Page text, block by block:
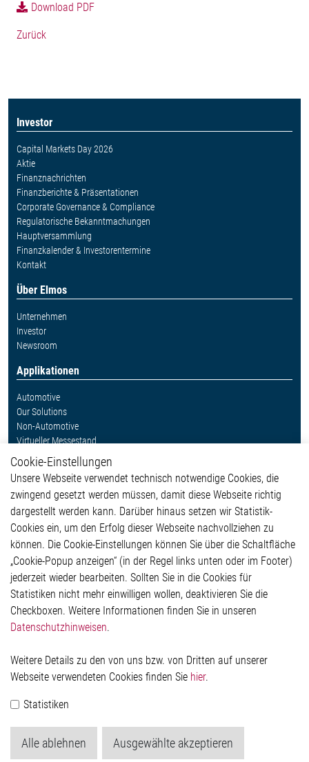
Download PDF
Zurück
Investor
Capital Markets Day 2026
Aktie
Finanznachrichten
Finanzberichte & Präsentationen
Corporate Governance & Compliance
Regulatorische Bekanntmachungen
Hauptversammlung
Finanzkalender & Investorentermine
Kontakt
Über Elmos
Unternehmen
Investor
Newsroom
Applikationen
Automotive
Our Solutions
Non-Automotive
Virtueller Messestand
Weitere Links
Glossar
Kontakt
Hinweisgeberschutzsystem
Impressum
Datenschutzerklärung
Cookie-Popup anzeigen
Elmos Semiconductor SE
Werkstättenstraße 18
Telefon: +49 (0) 2171 / 40 183-0
Handelsregister:
Cookie-Einstellungen
Unsere Webseite verwendet technisch notwendige Cookies, die
zwingend gesetzt werden müssen, damit diese Webseite richtig
dargestellt werden kann. Darüber hinaus setzen wir Statistik-
Cookies ein, um den Erfolg dieser Webseite nachvollziehen zu
können. Die Cookie-Einstellungen können Sie über die Schaltfläche
„Cookie-Popup anzeigen“ (in der Regel links unten oder im Footer)
jederzeit wieder bearbeiten. Sollten Sie in die Cookies für
Statistiken nicht mehr einwilligen wollen, deaktivieren Sie die
Checkboxen. Weitere Informationen finden Sie in unseren
Datenschutzhinweisen.
Weitere Details zu den von uns bzw. von Dritten auf unserer
Webseite verwendeten Cookies finden Sie hier.
Statistiken
Alle ablehnen Ausgewählte akzeptieren